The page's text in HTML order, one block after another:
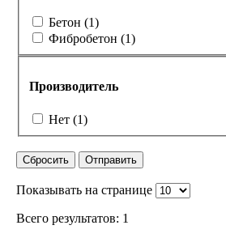
Бетон (1)
Фибробетон (1)
Производитель
Нет (1)
Сбросить Отправить
Показывать на странице
Всего результатов: 1